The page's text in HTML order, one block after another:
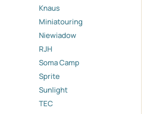
Knaus
Miniatouring
Niewiadow
RJH
Soma Camp
Sprite
Sunlight
TEC